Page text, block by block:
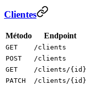
Clientes
Método Endpoint
GET /clients
POST /clients
GET /clients/{id}
PATCH /clients/{id}